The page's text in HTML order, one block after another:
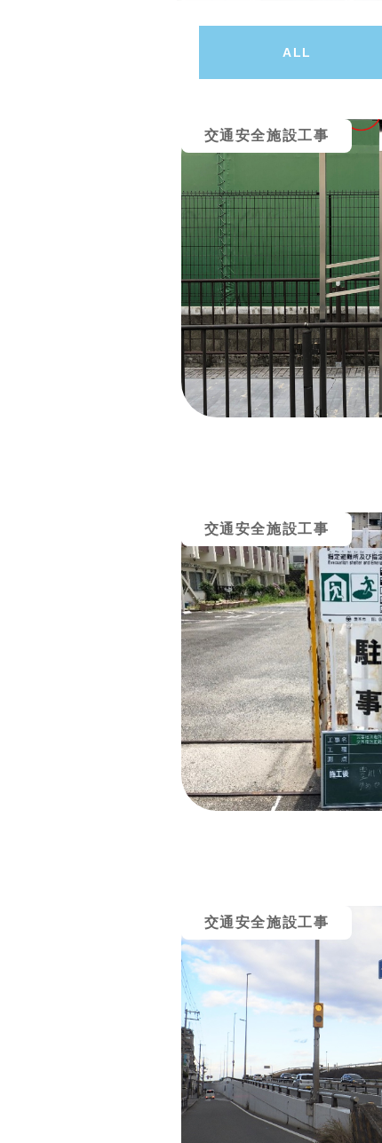
ALL
交通安全施設工事
交通安全施設工事
交通安全施設工事